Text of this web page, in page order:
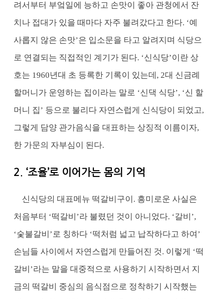
려서부터 부엌일에 능하고 손맛이 좋아 관청에서 잔
치나 접대가 있을 때마다 자주 불려갔다고 한다. ‘예
사롭지 않은 손맛’은 입소문을 타고 알려지며 식당으
로 연결되는 직접적인 계기가 된다. ‘신식당’이란 상
호는 1960년대 초 등록한 기록이 있는데, 2대 신금례
할머니가 운영하는 집이라는 말로 ‘신댁 식당’, ‘신 할
머니 집’ 등으로 불리다 자연스럽게 신식당이 되었고,
그렇게 담양 관가음식을 대표하는 상징적 이름이자,
한 가문의 자부심이 된다.
2. ‘조율’로 이어가는 몸의 기억
신식당의 대표메뉴 떡갈비구이. 흥미로운 사실은
처음부터 ‘떡갈비’라 불렸던 것이 아니었다. ‘갈비’,
‘숯불갈비’로 칭하다 ‘떡처럼 넓고 납작하다고 하여’
손님들 사이에서 자연스럽게 만들어진 것. 이렇게 ‘떡
갈비’라는 말을 대중적으로 사용하기 시작하면서 지
금의 떡갈비 중심의 음식점으로 정착하기 시작했는